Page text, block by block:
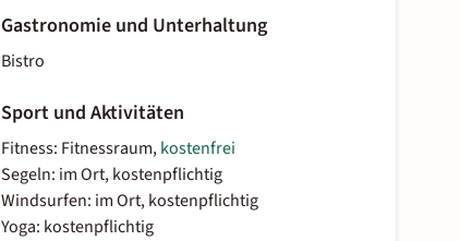
Gastronomie und Unterhaltung
Bistro
Sport und Aktivitäten
Fitness: Fitnessraum,kostenfrei
Segeln: im Ort, kostenpflichtig
Windsurfen: im Ort, kostenpflichtig
Yoga: kostenpflichtig